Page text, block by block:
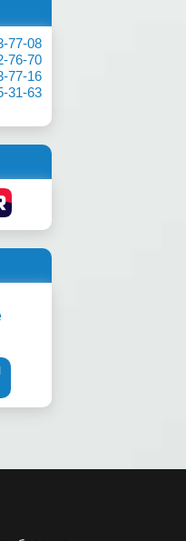
77-08
76-70
77-16
31-63